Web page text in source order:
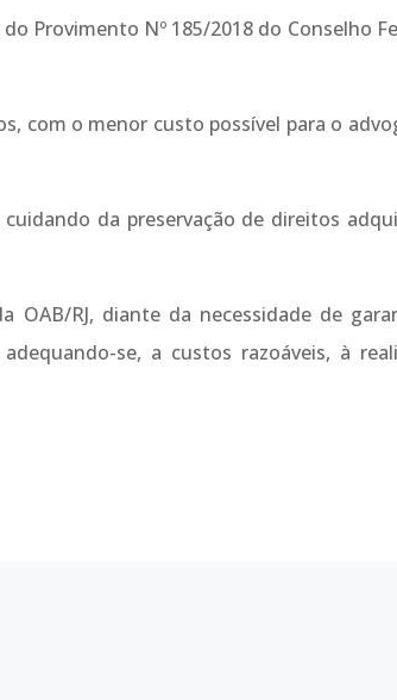
Provimento Nº 185/2018 do Conselho
com o menor custo possível para o
da preservação de direitos
OAB/RJ, diante da necessidade de
se, a custos razoáveis, à